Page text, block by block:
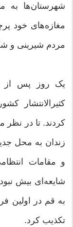
شهرستان‌ها به
مغازه‌های خود
مردم شیرینی و
کثیر‌الانتشار
کردند. تا در نظر
زندان به محل
و مقامات
شایعه‌ای بیش
به قم در
تکذیب کرد.